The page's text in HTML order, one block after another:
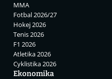
MMA
Fotbal 2026/27
Hokej 2026
Tenis 2026
F1 2026
Atletika 2026
Cyklistika 2026
Ekonomika